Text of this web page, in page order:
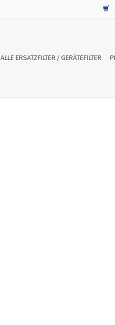
ALLE ERSATZFILTER / GERÄTEFILTER